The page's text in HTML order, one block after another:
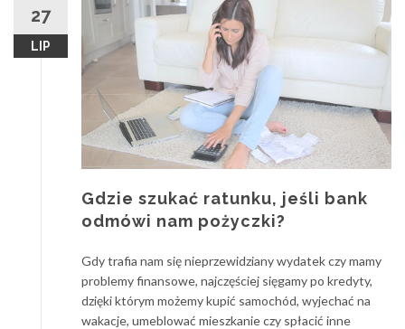
27
LIP
Gdzie szukać ratunku, jeśli bank
odmówi nam pożyczki?
Gdy trafia nam się nieprzewidziany wydatek czy mamy
problemy finansowe, najczęściej sięgamy po kredyty,
dzięki którym możemy kupić samochód, wyjechać na
wakacje, umeblować mieszkanie czy spłacić inne